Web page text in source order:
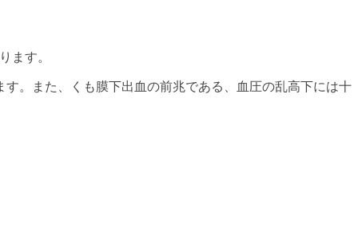
ます。
。また、くも膜下出血の前兆である、血圧の乱高下には十